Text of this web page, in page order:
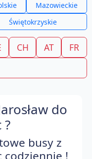
Mazowieckie
Świętokrzyskie
CH AT
FR
do
busy z
codziennie !